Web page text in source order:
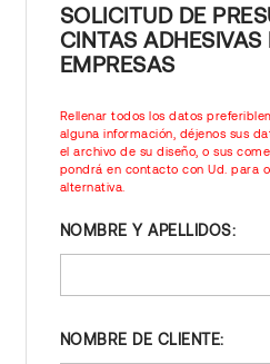
SOLICITUD DE
CINTAS ADHESIVAS
EMPRESAS
Rellenar todos los datos
alguna información, déjenos sus
el archivo de su diseño, o sus
pondrá en contacto con Ud. para
alternativa.
NOMBRE Y APELLIDOS:
NOMBRE DE CLIENTE: